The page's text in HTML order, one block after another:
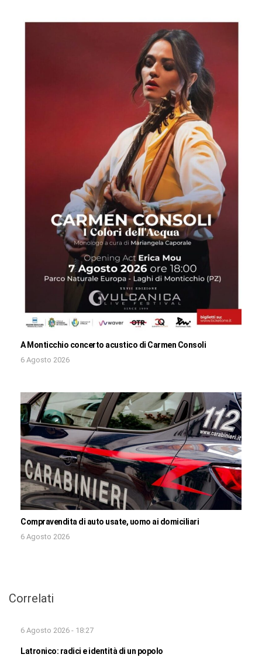
A Monticchio concerto acustico di Carmen Consoli
6 Agosto 2026
Compravendita di auto usate, uomo ai domiciliari
6 Agosto 2026
Correlati
6 Agosto 2026 - 18:27
Latronico: radici e identità di un popolo